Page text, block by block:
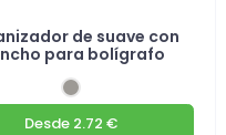
de suave con
para bolígrafo
Desde 2.72 €